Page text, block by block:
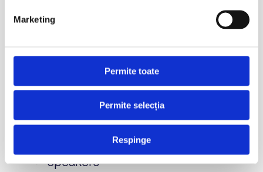
Marketing
Permite toate
Permite selecția
Respinge
decembrie 2025
Conferinta
Hide
HomeSpeakers
Speakers